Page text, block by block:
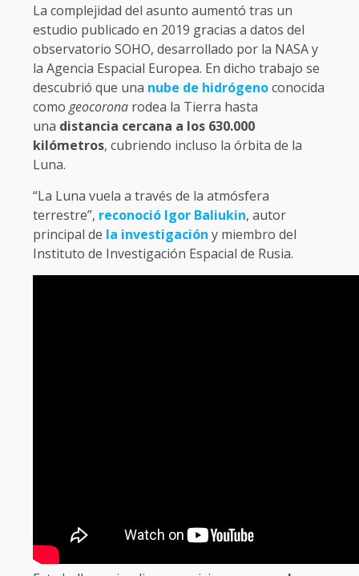
La complejidad del asunto aumentó tras un
estudio publicado en 2019 gracias a datos del
observatorio SOHO, desarrollado por la NASA y
la Agencia Espacial Europea. En dicho trabajo se
descubrió que una nube de hidrógenoconocida
como geocorona rodea la Tierra hasta
una distancia cercana a los 630.000
kilómetros, cubriendo incluso la órbita de la
Luna.
“La Luna vuela a través de la atmósfera
terrestre”, reconoció Igor Baliukin, autor
principal de la investigación y miembro del
Instituto de Investigación Espacial de Rusia.